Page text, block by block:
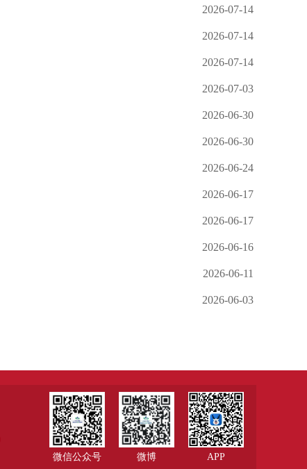
2026-07-14
2026-07-14
2026-07-14
2026-07-03
2026-06-30
2026-06-30
2026-06-24
2026-06-17
2026-06-17
2026-06-16
2026-06-11
2026-06-03
微信公众号 微博 APP